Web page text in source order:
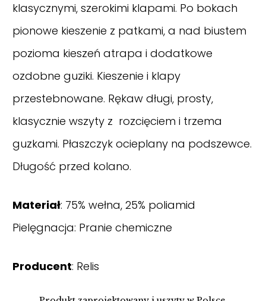
klasycznymi, szerokimi klapami. Po bokach
pionowe kieszenie z patkami, a nad biustem
pozioma kieszeń atrapa i dodatkowe
ozdobne guziki. Kieszenie i klapy
przestebnowane. Rękaw długi, prosty,
klasycznie wszyty z rozcięciem i trzema
guzkami. Płaszczyk ocieplany na podszewce.
Długość przed kolano.
Materiał: 75% wełna, 25% poliamid
Pielęgnacja: Pranie chemiczne
Producent: Relis